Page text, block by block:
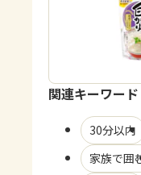
関連キーワード
30分以内
家族で囲